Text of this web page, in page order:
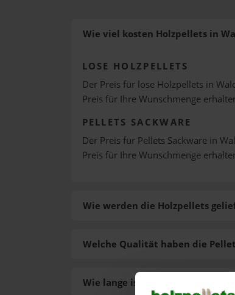
Wie viel kosten Holzpellets in
LOSE HOLZPELLETS
Der Preis für lose Holzpellets in
Preis für Ihre Wunschmenge
PELLETS SACKWARE
Der Preis für Pellets Sackware in
Preis für Ihre Wunschmenge
Wie werden die Holzpellets
Welche Qualität haben die
Wie lange ist die Lieferzeit der